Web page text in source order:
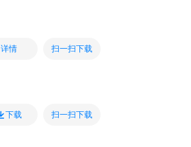
详情 扫一扫下载
下载 扫一扫下载